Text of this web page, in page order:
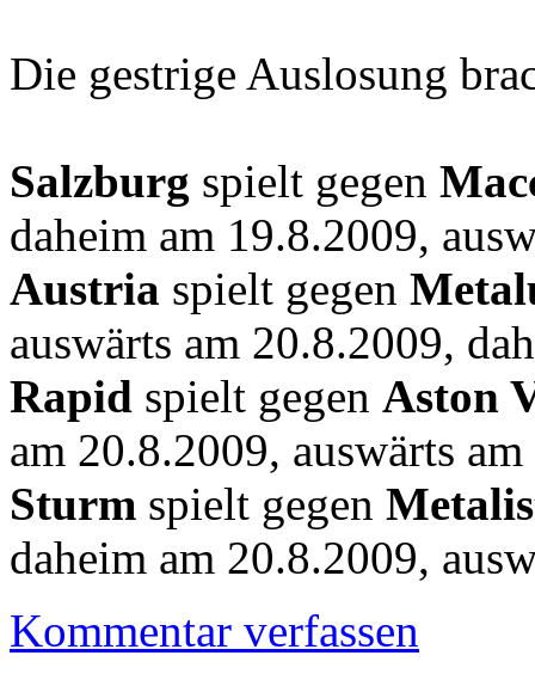
Die gestrige Auslosung
Salzburg spielt gegen
daheim am 19.8.2009,
Austria spielt gegen
auswärts am 20.8.2009,
Rapid spielt gegen Aston
am 20.8.2009, auswärts
Sturm spielt gegen
daheim am 20.8.2009,
Kommentar verfassen